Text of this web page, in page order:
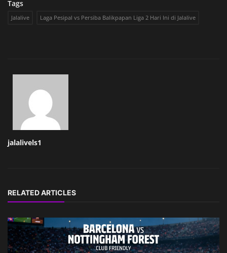
Tags
Jalalive Laga Pesipal vs Persiba Balikpapan Liga 2 Hari Ini di Jalalive
jalalivels1
RELATED ARTICLES